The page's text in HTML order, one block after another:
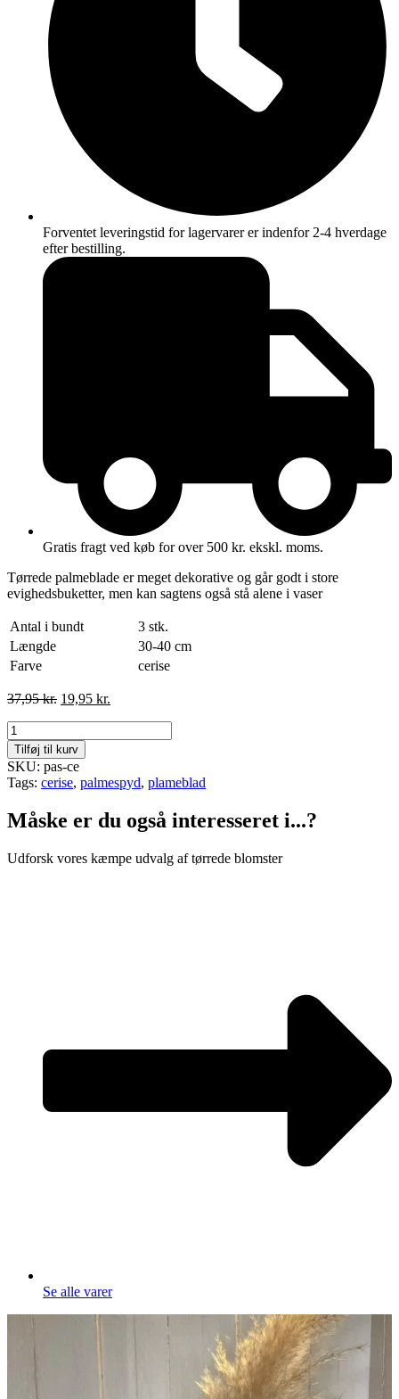
Forventet leveringstid for lagervarer er indenfor 2-4 hverdage
efter bestilling.
Gratis fragt ved køb for over 500 kr. ekskl. moms.
Tørrede palmeblade er meget dekorative og går godt i store
evighedsbuketter, men kan sagtens også stå alene i vaser
Antal i bundt
3 stk.
Længde
30-40 cm
Farve
cerise
37,95kr. Den
var:
37,95 kr..
19,95 kr.
Palmespyd
-
cerise
3
stk
antal
Tilføj til kurv
SKU: pas-ce
Tags: cerise, palmespyd, plameblad
Måske er du også interesseret i...?
Udforsk vores kæmpe udvalg af tørrede blomster
Se alle varer